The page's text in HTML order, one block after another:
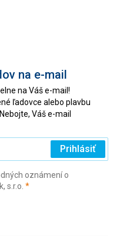
na e-mail
na Váš e-mail!
ľadovce alebo plavbu
Váš e-mail
Prihlásiť
oznámení o
s.r.o. *(povinné)